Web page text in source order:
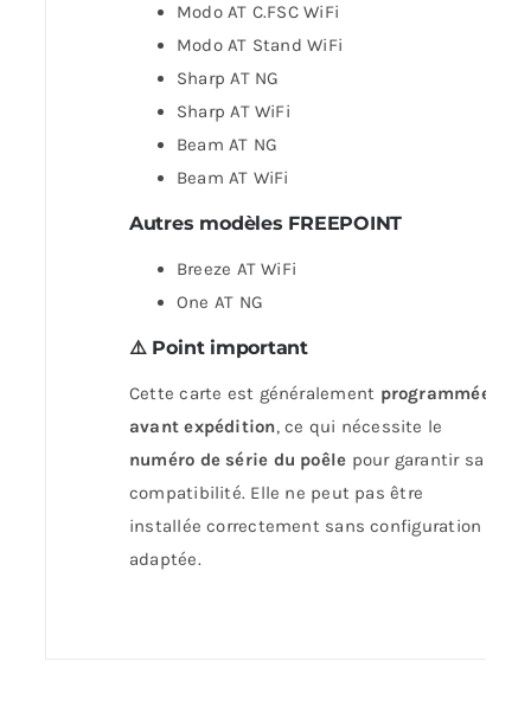
Modo AT C.FSC WiFi
Modo AT Stand WiFi
Sharp AT NG
Sharp AT WiFi
Beam AT NG
Beam AT WiFi
Autres modèles FREEPOINT
Breeze AT WiFi
One AT NG
⚠️ Point important
Cette carte est généralement programmée
avant expédition, ce qui nécessite le
numéro de série du poêle pour garantir sa
compatibilité. Elle ne peut pas être
installée correctement sans configuration
adaptée.